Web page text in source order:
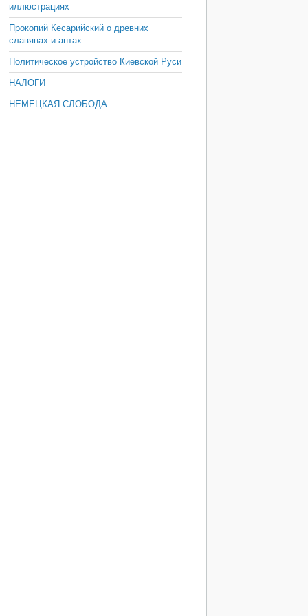
иллюстрациях
Прокопий Кесарийский о древних
славянах и антах
Политическое устройство Киевской Руси
НАЛОГИ
НЕМЕЦКАЯ СЛОБОДА